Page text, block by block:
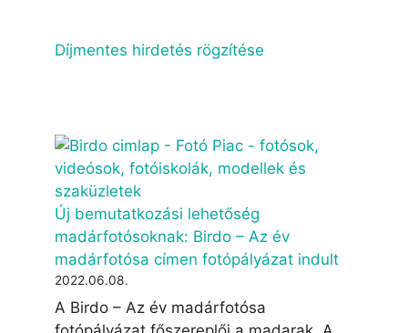
Díjmentes hirdetés rögzítése
Új bemutatkozási lehetőség
madárfotósoknak: Birdo – Az év
madárfotósa címen fotópályázat indult
2022.06.08.
A Birdo – Az év madárfotósa